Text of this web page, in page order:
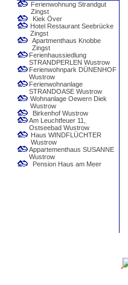
Ferienwohnung Strandgut
Zingst
Kiek Över
Hotel Restaurant Seebrücke
Zingst
Apartmenthaus Knobbe
Zingst
Ferienhaussiedlung
STRANDPERLEN Wustrow
Ferienwohnpark DÜNENHOF
Wustrow
Ferienwohnanlage
STRANDOASE Wustrow
Wohnanlage Oewern Diek
Wustrow
Birkenhof Wustrow
Am Leuchtfeuer 11,
Ostseebad Wustrow
Haus WINDFLÜCHTER
Wustrow
Appartementhaus SUSANNE
Wustrow
Pension Haus am Meer